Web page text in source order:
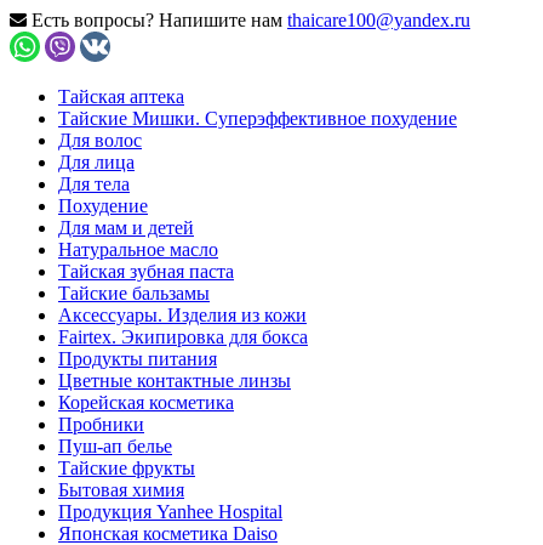
Есть вопросы? Напишите нам thaicare100@yandex.ru
Тайская аптека
Тайские Мишки. Суперэффективное похудение
Для волос
Для лица
Для тела
Похудение
Для мам и детей
Натуральное масло
Тайская зубная паста
Тайские бальзамы
Аксессуары. Изделия из кожи
Fairtex. Экипировка для бокса
Продукты питания
Цветные контактные линзы
Корейская косметика
Пробники
Пуш-ап белье
Тайские фрукты
Бытовая химия
Продукция Yanhee Hospital
Японская косметика Daiso